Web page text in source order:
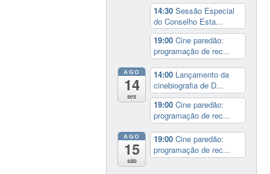
14:30Sessão Especial
do Conselho Esta...
19:00Cine paredão:
programação de rec...
AGO
14
sex
14:00 Lançamento da
cinebiografia de D...
19:00Cine paredão:
programação de rec...
AGO
15
sáb
19:00Cine paredão:
programação de rec...